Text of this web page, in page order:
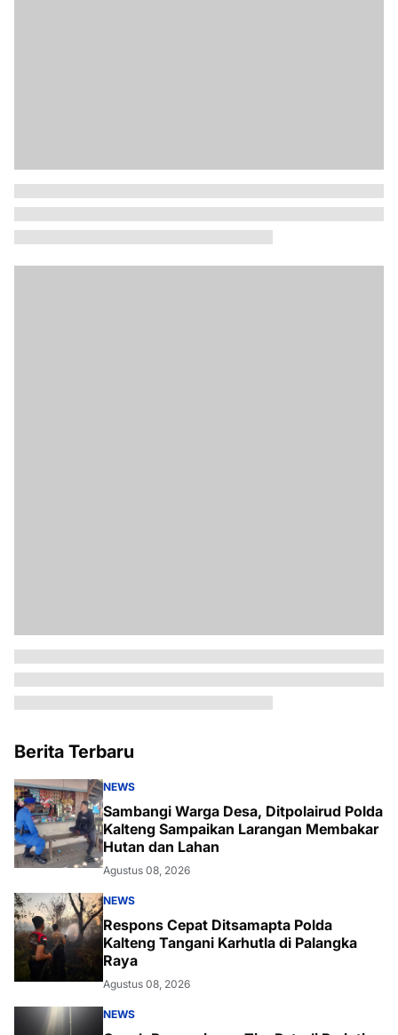
Berita Terbaru
NEWS
Sambangi Warga Desa, Ditpolairud Polda
Kalteng Sampaikan Larangan Membakar
Hutan dan Lahan
Agustus 08, 2026
NEWS
Respons Cepat Ditsamapta Polda
Kalteng Tangani Karhutla di Palangka
Raya
Agustus 08, 2026
NEWS